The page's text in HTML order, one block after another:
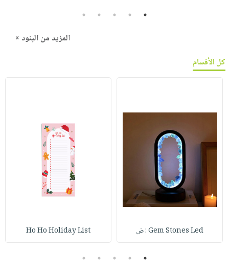
1
2
3
4
5
المزيد من البنود »
كل الأقسام
Gem Stones Led : ض Ho Ho Holiday List
1
2
3
4
5